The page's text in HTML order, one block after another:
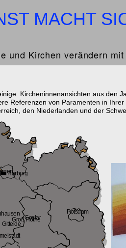
MACHT
und Kirchen verändern
Potsdam
Harburg
Gittelde
Groß Flöthe
Goslar
Kircheninnenansichten aus den
Referenzen von Paramenten in
den Niederlanden und der